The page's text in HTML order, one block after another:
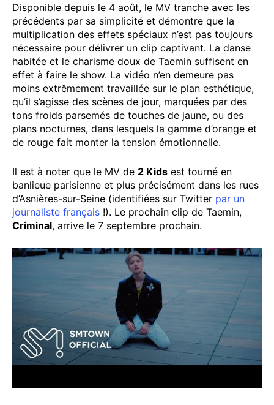
Disponible depuis le 4 août, le MV tranche avec les
précédents par sa simplicité et démontre que la
multiplication des effets spéciaux n’est pas toujours
nécessaire pour délivrer un clip captivant. La danse
habitée et le charisme doux de Taemin suffisent en
effet à faire le show. La vidéo n’en demeure pas
moins extrêmement travaillée sur le plan esthétique,
qu’il s’agisse des scènes de jour, marquées par des
tons froids parsemés de touches de jaune, ou des
plans nocturnes, dans lesquels la gamme d’orange et
de rouge fait monter la tension émotionnelle.
Il est à noter que le MV de 2 Kids est tourné en
banlieue parisienne et plus précisément dans les rues
d’Asnières-sur-Seine (identifiées sur Twitter par un
journaliste français !). Le prochain clip de Taemin,
Criminal, arrive le 7 septembre prochain.